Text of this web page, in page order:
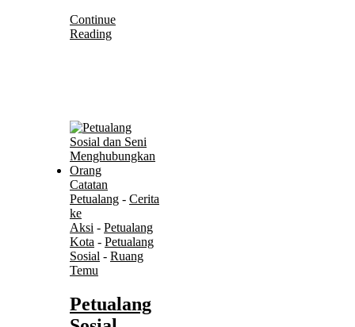
Continue
Reading
Catatan
Petualang - Cerita
ke
Aksi - Petualang
Kota - Petualang
Sosial - Ruang
Temu
Petualang